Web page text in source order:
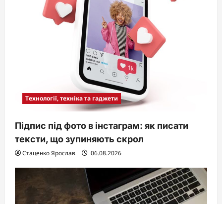
Технології, техніка та гаджети
Підпис під фото в інстаграм: як писати
тексти, що зупиняють скрол
Стаценко Ярослав 06.08.2026